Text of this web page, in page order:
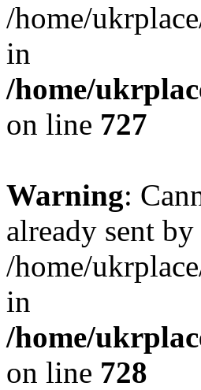
/home/
in
/home/
on line 727
Warning:
already sent
/home/
in
/home/
on line 728